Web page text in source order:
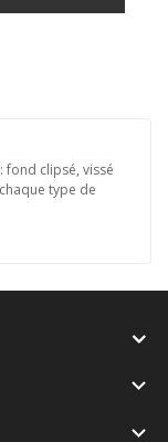
clipsé, vissé
type de

